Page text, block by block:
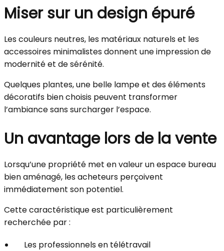
Miser sur un design épuré
Les couleurs neutres, les matériaux naturels et les
accessoires minimalistes donnent une impression de
modernité et de sérénité.
Quelques plantes, une belle lampe et des éléments
décoratifs bien choisis peuvent transformer
l’ambiance sans surcharger l’espace.
Un avantage lors de la vente
Lorsqu’une propriété met en valeur un espace bureau
bien aménagé, les acheteurs perçoivent
immédiatement son potentiel.
Cette caractéristique est particulièrement
recherchée par :
Les professionnels en télétravail